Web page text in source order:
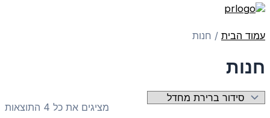
עמוד הבית / חנות
חנות
מציגים את כל ⁦4⁩ התוצאות